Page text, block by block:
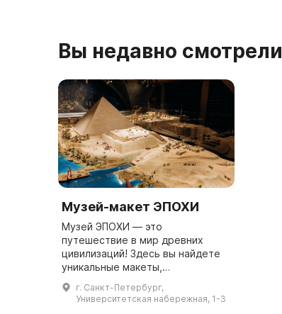
Вы недавно смотрели
Музей-макет ЭПОХИ
Музей ЭПОХИ — это
путешествие в мир древних
цивилизаций! Здесь вы найдете
уникальные макеты,
захватывающие выставки и
интересные мастер-классы. У
нас также есть интерактивные
г. Санкт-Петербург,
Университетская набережная, 1-3